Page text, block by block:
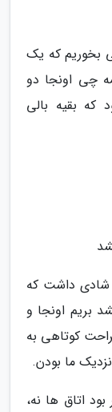
بخوریم که یک
چی اونجا دو
که بقیه بالی
شادی داشت که
بریم اونجا و
کوتاهی به
ما بودن.
اتاق ها نه،